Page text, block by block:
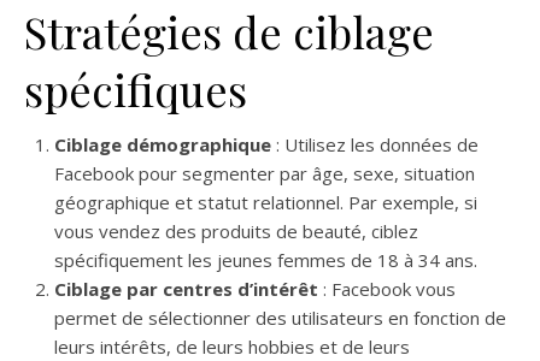
Stratégies de ciblage
spécifiques
Ciblage démographique : Utilisez les données de
Facebook pour segmenter par âge, sexe, situation
géographique et statut relationnel. Par exemple, si
vous vendez des produits de beauté, ciblez
spécifiquement les jeunes femmes de 18 à 34 ans.
Ciblage par centres d’intérêt : Facebook vous
permet de sélectionner des utilisateurs en fonction de
leurs intérêts, de leurs hobbies et de leurs